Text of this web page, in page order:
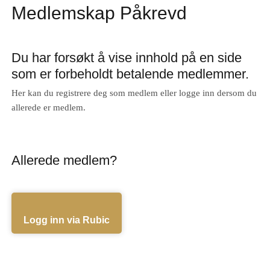
Medlemskap Påkrevd
Du har forsøkt å vise innhold på en side
som er forbeholdt betalende medlemmer.
Her kan du registrere deg som medlem eller logge inn dersom du
allerede er medlem.
Allerede medlem?
Logg inn via Rubic